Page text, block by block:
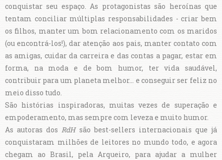
conquistar seu espaço. As protagonistas são heroínas que
tentam conciliar múltiplas responsabilidades - criar bem
os filhos, manter um bom relacionamento com os maridos
(ou encontrá-los!), dar atenção aos pais, manter contato com
as amigas, cuidar da carreira e das contas a pagar, estar em
forma, na moda e de bom humor, ter vida saudável,
contribuir para um planeta melhor... e conseguir ser feliz no
meio disso tudo.
São histórias inspiradoras, muitas vezes de superação e
empoderamento, mas sempre com leveza e muito humor.
As autoras dosRdHsão best-sellers internacionais que já
conquistaram milhões de leitores no mundo todo, e agora
chegam ao Brasil, pela Arqueiro, para ajudar a mulher